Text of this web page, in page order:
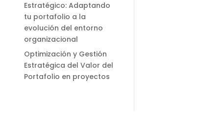
Estratégico: Adaptando
tu portafolio a la
evolución del entorno
organizacional
Optimización y Gestión
Estratégica del Valor del
Portafolio en proyectos